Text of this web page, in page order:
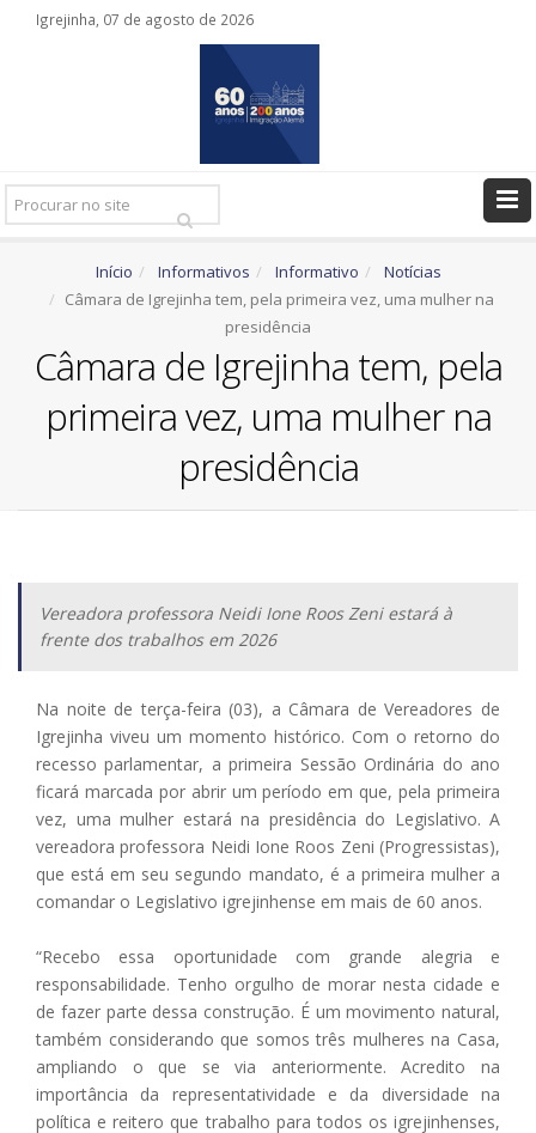
Igrejinha, 07 de agosto de 2026
Pesquisar
Ir
Início Informativos Informativo
Notícias
Câmara de Igrejinha tem, pela primeira vez, uma mulher na
presidência
Câmara de Igrejinha tem, pela
primeira vez, uma mulher na
presidência
Vereadora professora Neidi Ione Roos Zeni estará à
frente dos trabalhos em 2026
Na noite de terça-feira (03), a Câmara de Vereadores de
Igrejinha viveu um momento histórico. Com o retorno do
recesso parlamentar, a primeira Sessão Ordinária do ano
ficará marcada por abrir um período em que, pela primeira
vez, uma mulher estará na presidência do Legislativo. A
vereadora professora Neidi Ione Roos Zeni (Progressistas),
que está em seu segundo mandato, é a primeira mulher a
comandar o Legislativo igrejinhense em mais de 60 anos.
“Recebo essa oportunidade com grande alegria e
responsabilidade. Tenho orgulho de morar nesta cidade e
de fazer parte dessa construção. É um movimento natural,
também considerando que somos três mulheres na Casa,
ampliando o que se via anteriormente. Acredito na
importância da representatividade e da diversidade na
política e reitero que trabalho para todos os igrejinhenses,